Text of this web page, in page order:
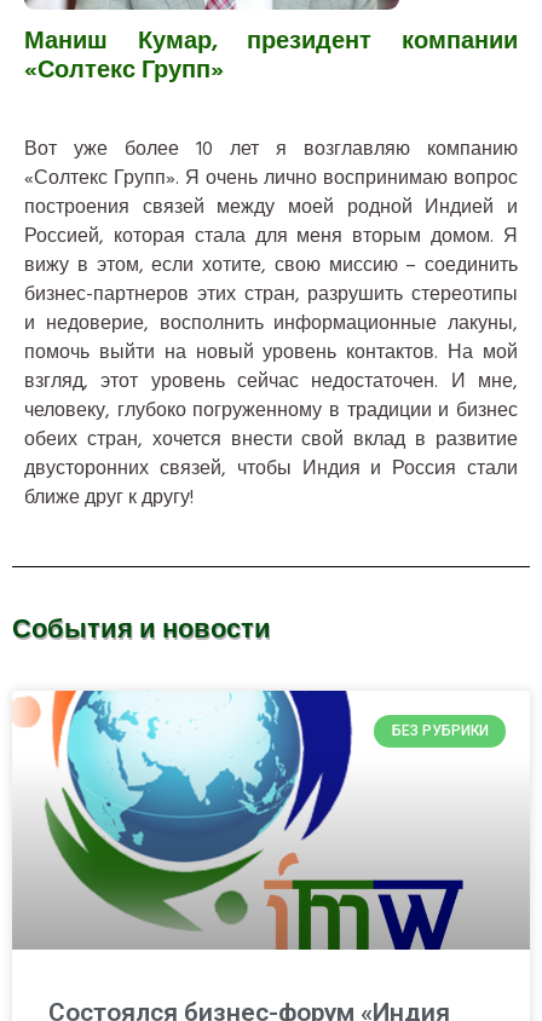
Маниш Кумар, президент компании
«Солтекс Групп»
Вот уже более 10 лет я возглавляю компанию
«Солтекс Групп». Я очень лично воспринимаю вопрос
построения связей между моей родной Индией и
Россией, которая стала для меня вторым домом. Я
вижу в этом, если хотите, свою миссию – соединить
бизнес-партнеров этих стран, разрушить стереотипы
и недоверие, восполнить информационные лакуны,
помочь выйти на новый уровень контактов. На мой
взгляд, этот уровень сейчас недостаточен. И мне,
человеку, глубоко погруженному в традиции и бизнес
обеих стран, хочется внести свой вклад в развитие
двусторонних связей, чтобы Индия и Россия стали
ближе друг к другу!
События и новости
БЕЗ РУБРИКИ
Cостоялся бизнес-форум «Индия